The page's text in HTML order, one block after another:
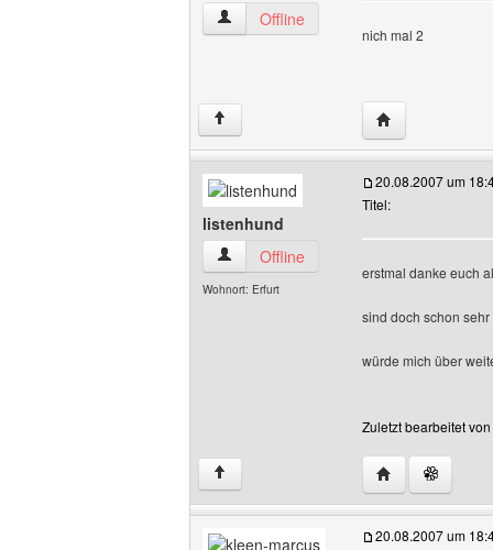
taubenlieblinge Benutzer-Profile anzeigen
Offline
nich mal 2
↑ Website dieses
listenhund
listenhund Benutzer-Profile anzeigen
Offline
Wohnort: Erfurt
20.08.2007 um
Titel:
erstmal danke euch
sind doch schon
würde mich über
Zuletzt bearbeitet
↑ Website dieses
20.08.2007 um